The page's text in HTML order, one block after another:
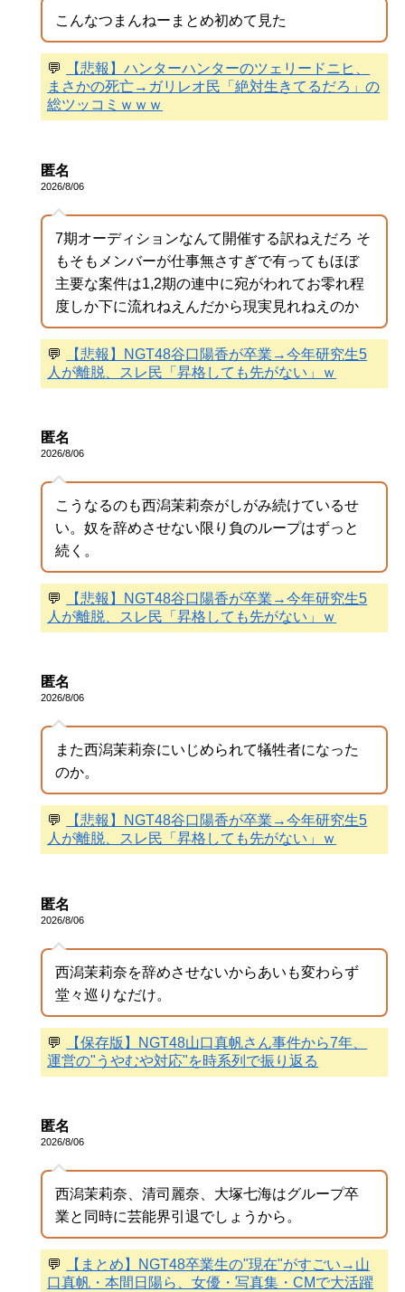
こんなつまんねーまとめ初めて見た
💬
【悲報】ハンターハンターのツェリードニヒ、
まさかの死亡→ガリレオ民「絶対生きてるだろ」の
総ツッコミｗｗｗ
匿名
2026/8/06
7期オーディションなんて開催する訳ねえだろ そ
もそもメンバーが仕事無さすぎで有ってもほぼ
主要な案件は1,2期の連中に宛がわれてお零れ程
度しか下に流れねえんだから現実見れねえのか
💬
【悲報】NGT48谷口陽香が卒業→今年研究生5
人が離脱、スレ民「昇格しても先がない」ｗ
匿名
2026/8/06
こうなるのも西潟茉莉奈がしがみ続けているせ
い。奴を辞めさせない限り負のループはずっと
続く。
💬
【悲報】NGT48谷口陽香が卒業→今年研究生5
人が離脱、スレ民「昇格しても先がない」ｗ
匿名
2026/8/06
また西潟茉莉奈にいじめられて犠牲者になった
のか。
💬
【悲報】NGT48谷口陽香が卒業→今年研究生5
人が離脱、スレ民「昇格しても先がない」ｗ
匿名
2026/8/06
西潟茉莉奈を辞めさせないからあいも変わらず
堂々巡りなだけ。
💬
【保存版】NGT48山口真帆さん事件から7年、
運営の"うやむや対応"を時系列で振り返る
匿名
2026/8/06
西潟茉莉奈、清司麗奈、大塚七海はグループ卒
業と同時に芸能界引退でしょうから。
💬
【まとめ】NGT48卒業生の"現在"がすごい→山
口真帆・本間日陽ら、女優・写真集・CMで大活躍